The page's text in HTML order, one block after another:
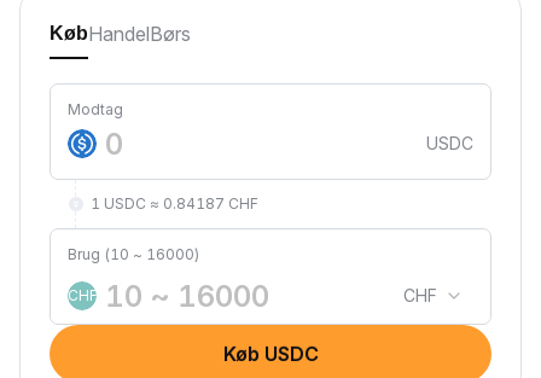
KøbHandelBørs
Modtag
USDC
1 USDC ≈ 0.84187 CHF
Brug (10 ~ 16000)
CHF CHF
Køb USDC